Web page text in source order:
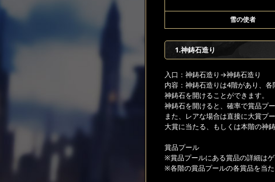
雪の使者
1.神鋳石造り
入口：神鋳石造り →神鋳石造り
内容：神鋳石造りは4階があり、
神鋳石を開けることができます。
神鋳石を開けると、確率で賞品プ
また、レアな場合は直接に大賞プ
大賞に当たる、もしくは本階の神
賞品プール
※賞品プールにある賞品の詳細はゲ
※各階の賞品プールの各賞品を当